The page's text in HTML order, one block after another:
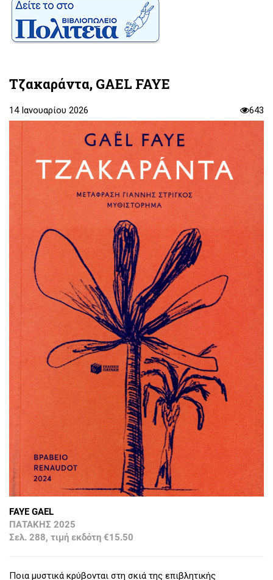
Τζακαράντα, GAEL FAYE
14 Ιανουαρίου 2026 643
FAYE GAEL
ΠΑΤΑΚΗΣ 2025
Σελ. 288, τιμή εκδότη €15.50
Ποια μυστικά κρύβονται στη σκιά της επιβλητικής